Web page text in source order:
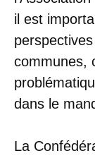
il est
communes,
dans le
La